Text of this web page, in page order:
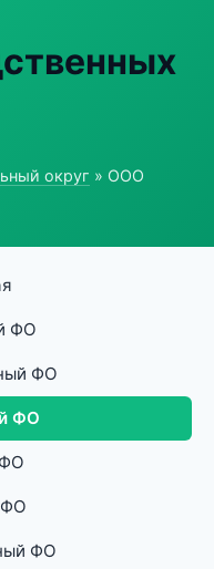
округ » ООО
ФО
ФО
ФО
ФО
ФО